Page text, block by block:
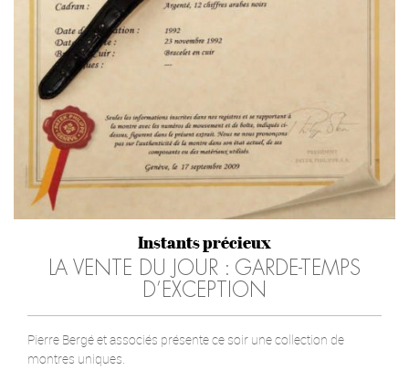
Instants précieux
LA VENTE DU JOUR : GARDE-TEMPS
D’EXCEPTION
Pierre Bergé et associés présente ce soir une collection de
montres uniques.